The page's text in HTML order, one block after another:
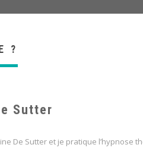
?
Sutter
De Sutter et je pratique l’hypnose